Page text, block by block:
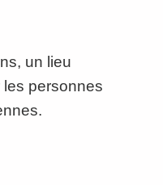
un lieu
personnes